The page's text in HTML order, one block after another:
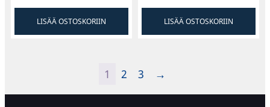
LISÄÄ OSTOSKORIIN LISÄÄ OSTOSKORIIN
1 2 3 →